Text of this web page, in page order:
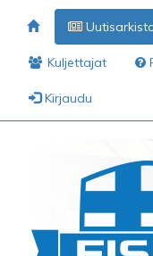
Kuljettajat
Kirjaudu